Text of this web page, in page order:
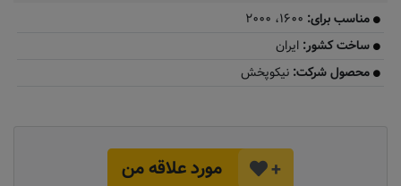
مناسب برای: ۱۶۰۰، ۲۰۰۰
ساخت کشور: ایران
محصول شرکت: نیکوپخش
+ مورد علاقه من